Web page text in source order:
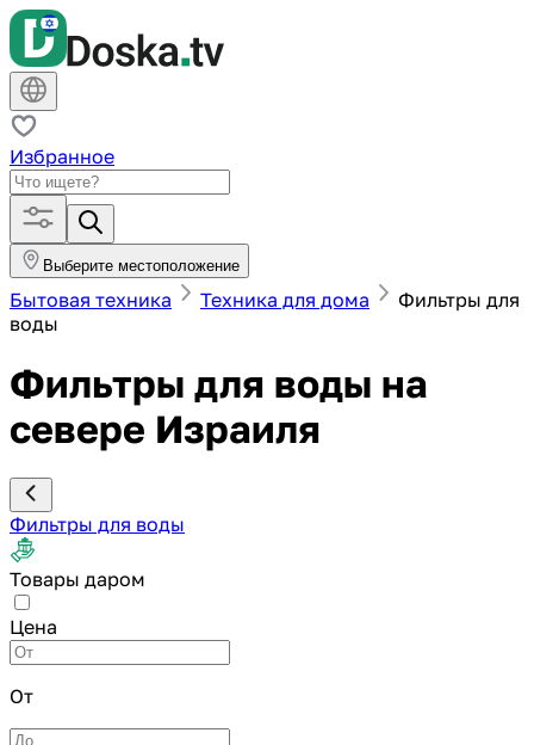
Избранное
Выберите местоположение
Бытовая техника Техника для дома
Фильтры для
воды
Фильтры для воды на
севере Израиля
Фильтры для воды
Товары даром
Цена
От